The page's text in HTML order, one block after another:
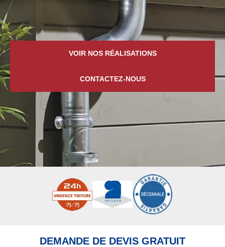
VOIR NOS RÉALISATIONS
CONTACTEZ-NOUS
DEMANDE DE DEVIS GRATUIT